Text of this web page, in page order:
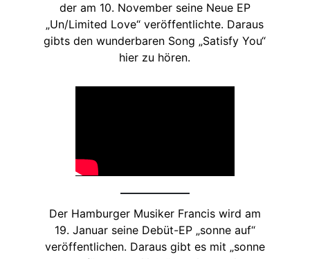
der am 10. November seine Neue EP
„Un/Limited Love“ veröffentlichte. Daraus
gibts den wunderbaren Song „Satisfy You“
hier zu hören.
Der Hamburger Musiker Francis wird am
19. Januar seine Debüt-EP „sonne auf“
veröffentlichen. Daraus gibt es mit „sonne